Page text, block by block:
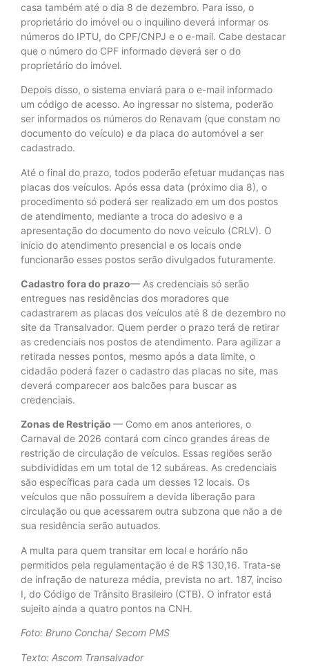
casa também até o dia 8 de dezembro. Para isso, o
proprietário do imóvel ou o inquilino deverá informar os
números do IPTU, do CPF/CNPJ e o e-mail. Cabe destacar
que o número do CPF informado deverá ser o do
proprietário do imóvel.
Depois disso, o sistema enviará para o e-mail informado
um código de acesso. Ao ingressar no sistema, poderão
ser informados os números do Renavam (que constam no
documento do veículo) e da placa do automóvel a ser
cadastrado.
Até o final do prazo, todos poderão efetuar mudanças nas
placas dos veículos. Após essa data (próximo dia 8), o
procedimento só poderá ser realizado em um dos postos
de atendimento, mediante a troca do adesivo e a
apresentação do documento do novo veículo (CRLV). O
início do atendimento presencial e os locais onde
funcionarão esses postos serão divulgados futuramente.
Cadastro fora do prazo— As credenciais só serão
entregues nas residências dos moradores que
cadastrarem as placas dos veículos até 8 de dezembro no
site da Transalvador. Quem perder o prazo terá de retirar
as credenciais nos postos de atendimento. Para agilizar a
retirada nesses pontos, mesmo após a data limite, o
cidadão poderá fazer o cadastro das placas no site, mas
deverá comparecer aos balcões para buscar as
credenciais.
Zonas de Restrição — Como em anos anteriores, o
Carnaval de 2026 contará com cinco grandes áreas de
restrição de circulação de veículos. Essas regiões serão
subdivididas em um total de 12 subáreas. As credenciais
são específicas para cada um desses 12 locais. Os
veículos que não possuírem a devida liberação para
circulação ou que acessarem outra subzona que não a de
sua residência serão autuados.
A multa para quem transitar em local e horário não
permitidos pela regulamentação é de R$ 130,16. Trata-se
de infração de natureza média, prevista no art. 187, inciso
I, do Código de Trânsito Brasileiro (CTB). O infrator está
sujeito ainda a quatro pontos na CNH.
Foto: Bruno Concha/ Secom PMS
Texto: Ascom Transalvador